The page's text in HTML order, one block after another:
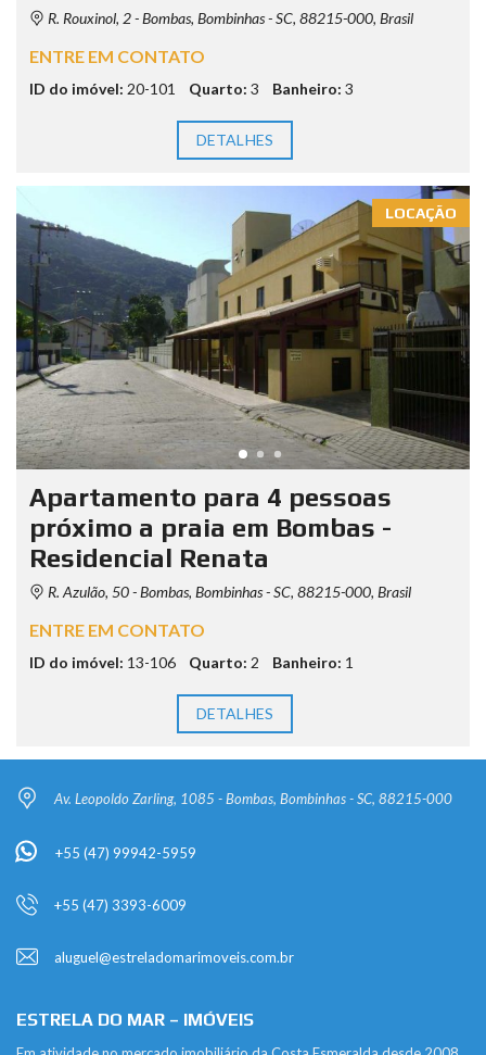
R. Rouxinol, 2 - Bombas, Bombinhas - SC, 88215-000, Brasil
ENTRE EM CONTATO
ID do imóvel: 20-101 Quarto: 3 Banheiro: 3
DETALHES
LOCAÇÃO
Apartamento para 4 pessoas
próximo a praia em Bombas -
Residencial Renata
R. Azulão, 50 - Bombas, Bombinhas - SC, 88215-000, Brasil
ENTRE EM CONTATO
ID do imóvel: 13-106 Quarto: 2 Banheiro: 1
DETALHES
Av. Leopoldo Zarling, 1085 - Bombas, Bombinhas - SC, 88215-000
+55 (47) 99942-5959
+55 (47) 3393-6009
aluguel@estreladomarimoveis.com.br
ESTRELA DO MAR – IMÓVEIS